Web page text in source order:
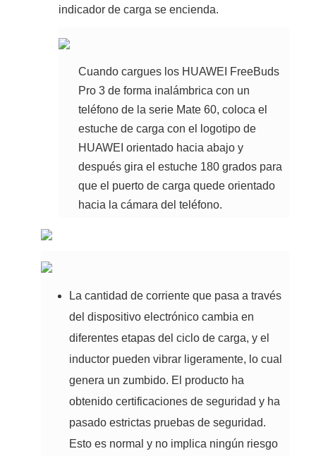
indicador de carga se encienda.
Cuando cargues los HUAWEI FreeBuds
Pro 3 de forma inalámbrica con un
teléfono de la serie Mate 60, coloca el
estuche de carga con el logotipo de
HUAWEI orientado hacia abajo y
después gira el estuche 180 grados para
que el puerto de carga quede orientado
hacia la cámara del teléfono.
La cantidad de corriente que pasa a través
del dispositivo electrónico cambia en
diferentes etapas del ciclo de carga, y el
inductor pueden vibrar ligeramente, lo cual
genera un zumbido. El producto ha
obtenido certificaciones de seguridad y ha
pasado estrictas pruebas de seguridad.
Esto es normal y no implica ningún riesgo